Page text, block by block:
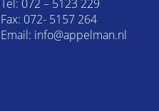
Tel: 072 – 5123 229
Fax: 072- 5157 264
Email: info@appelman.nl